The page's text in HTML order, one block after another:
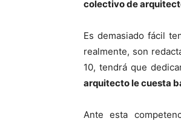
colectivo de
Es demasiado fácil
realmente, son
10, tendrá que
arquitecto le cuesta
Ante esta